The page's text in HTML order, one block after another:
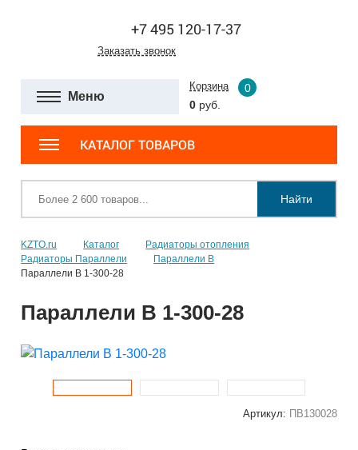
+7 495 120-17-37
Заказать звонок
Меню
Корзина
0
0 руб.
КАТАЛОГ ТОВАРОВ
Найти
KZTO.ru Каталог
Радиаторы отопления
Радиаторы Параллели
Параллели В
Параллели В 1-300-28
Параллели В 1-300-28
Артикул: ПВ130028